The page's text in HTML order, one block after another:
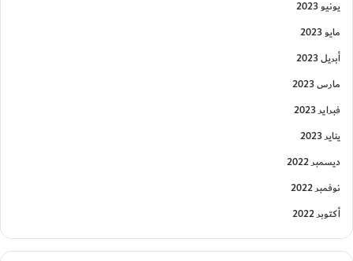
يونيو 2023
مايو 2023
أبريل 2023
مارس 2023
فبراير 2023
يناير 2023
ديسمبر 2022
نوفمبر 2022
أكتوبر 2022